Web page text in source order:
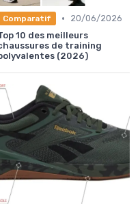
Comparatif •
20/06/2026
10 des meilleurs
de training
(2026)